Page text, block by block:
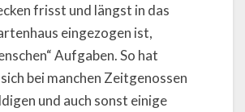
frisst und längst in das
eingezogen ist,
Aufgaben. So hat
bei manchen Zeitgenossen
und auch sonst einige